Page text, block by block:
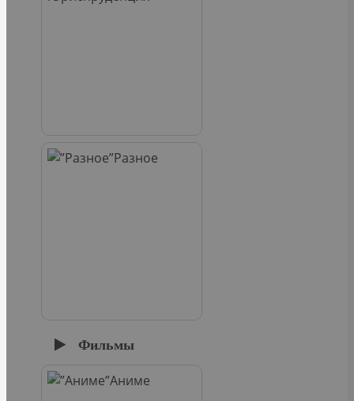
Разное
Фильмы
Аниме